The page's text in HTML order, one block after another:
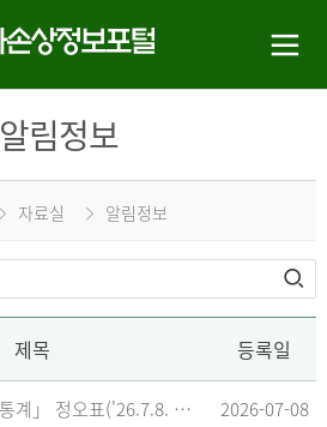
알림정보
자료실 알림정보
제목 등록일
「2024 퇴원손상통계」 정오표('26.7.8. 기준) 2026-07-08